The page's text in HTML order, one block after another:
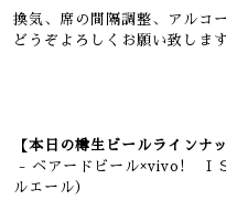
換気、席の間隔調整、アルコ
どうぞよろしくお願い致します
【本日の樽生ビールラインナ
- ベアードビール×vivo! ＩＳ
ルエール）